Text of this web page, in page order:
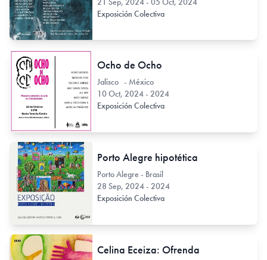
Exposición Colectiva
Ocho de Ocho
Jalisco - México
10 Oct, 2024 - 2024
Exposición Colectiva
Porto Alegre hipotética
Porto Alegre - Brasil
28 Sep, 2024 - 2024
Exposición Colectiva
Celina Eceiza: Ofrenda